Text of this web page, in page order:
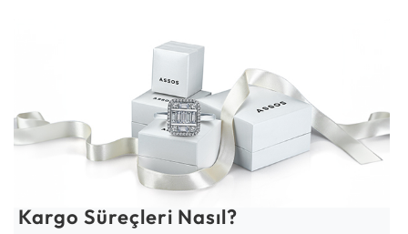
Kargo Süreçleri Nasıl?